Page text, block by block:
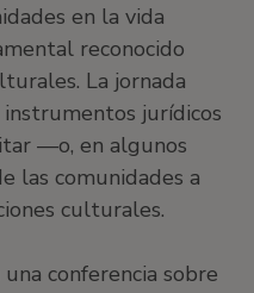
en la vida
reconocido
La jornada
jurídicos
—o, en algunos
las comunidades a
culturales.
conferencia sobre